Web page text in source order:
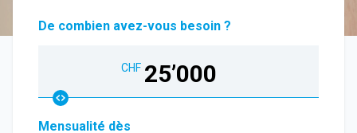
Contact
De combien avez-vous besoin ?
CHF 25’000
Mensualité dès